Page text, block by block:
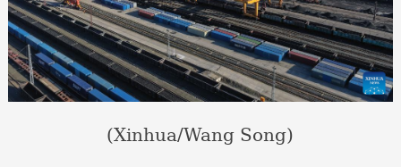
(Xinhua/Wang Song)